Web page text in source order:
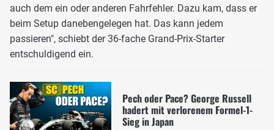
auch dem ein oder anderen Fahrfehler. Dazu kam, dass er
beim Setup danebengelegen hat. Das kann jedem
passieren", schiebt der 36-fache Grand-Prix-Starter
entschuldigend ein.
Pech oder Pace? George Russell
hadert mit verlorenem Formel-1-
Sieg in Japan